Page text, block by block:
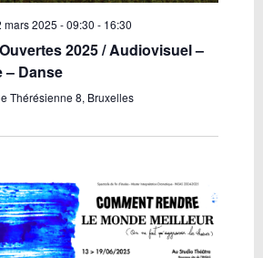
mars 2025 - 09:30 - 16:30
2025 / Audiovisuel –
– Danse
Thérésienne 8, Bruxelles